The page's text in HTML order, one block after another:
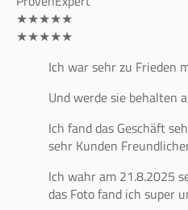
★★★★★
★★★★★
Ich war sehr zu Frieden
Und werde sie behalten
Ich fand das Geschäft
sehr Kunden
Ich wahr am 21.8.2025
das Foto fand ich super